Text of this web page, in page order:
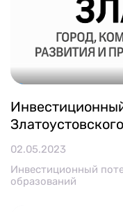
02.05.2023
Инвестиционный
образований